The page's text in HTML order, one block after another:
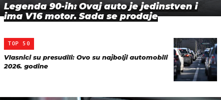
Legenda 90-ih: Ovaj auto je jedinstven i
ima V16 motor. Sada se prodaje
TOP 50
Vlasnici su presudili: Ovo su najbolji automobili
2026. godine